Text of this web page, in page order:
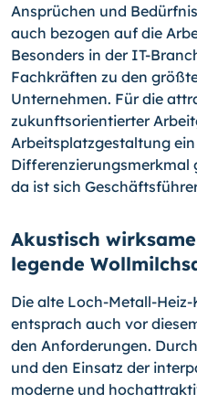
Ansprüchen und
auch bezogen auf die
Besonders in der IT-
Fachkräften zu den
Unternehmen. Für die
zukunftsorientierter
Arbeitsplatzgestaltung
Differenzierungsmerkmal
da ist sich
Akustisch
legende
Die alte Loch-Metall-
entsprach auch vor
den Anforderungen.
und den Einsatz der
moderne und